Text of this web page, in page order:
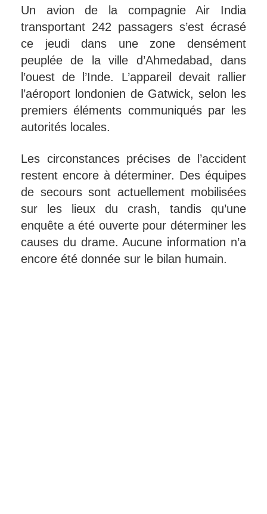
Un avion de la compagnie Air India
transportant 242 passagers s’est écrasé
ce jeudi dans une zone densément
peuplée de la ville d’Ahmedabad, dans
l’ouest de l’Inde. L’appareil devait rallier
l’aéroport londonien de Gatwick, selon les
premiers éléments communiqués par les
autorités locales.
Les circonstances précises de l’accident
restent encore à déterminer. Des équipes
de secours sont actuellement mobilisées
sur les lieux du crash, tandis qu’une
enquête a été ouverte pour déterminer les
causes du drame. Aucune information n’a
encore été donnée sur le bilan humain.